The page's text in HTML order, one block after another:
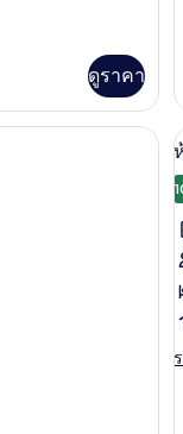
ดูราคา
กับ
น
ริปเปิล | ตู้นิรภัยในห้องพัก,